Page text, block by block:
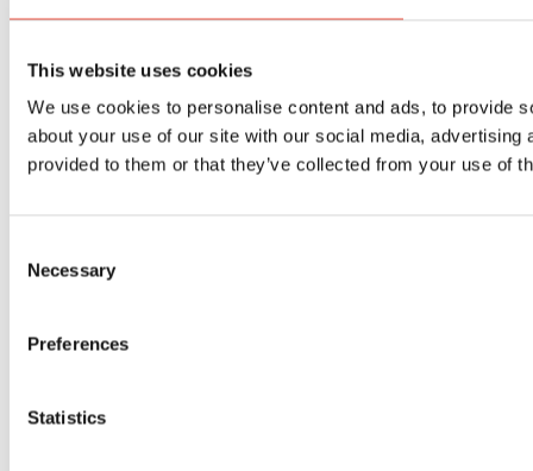
This website uses cookies
We use cookies to personalise content and ads, to provide
about your use of our site with our social media,
provided to them or that they’ve collected from your use of
Selection
Necessary
Preferences
Statistics